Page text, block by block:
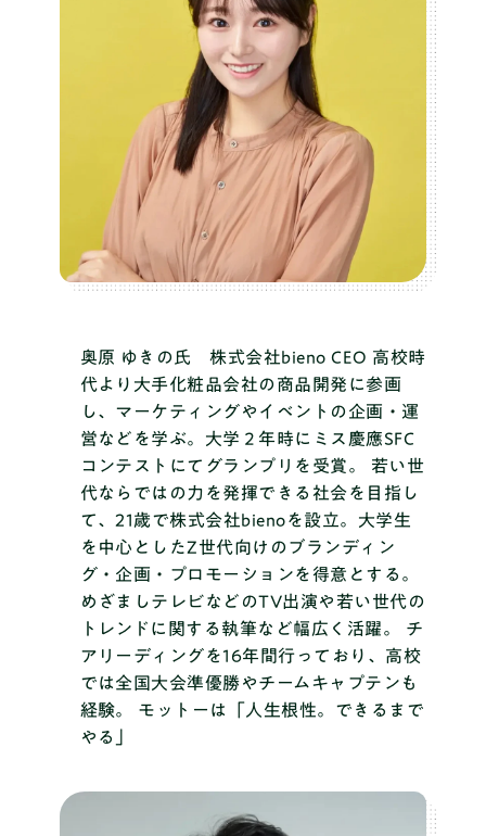
奥原 ゆきの氏 株式会社bieno CEO 高校時
代より大手化粧品会社の商品開発に参画
し、マーケティングやイベントの企画・運
営などを学ぶ。大学２年時にミス慶應SFC
コンテストにてグランプリを受賞。 若い世
代ならではの力を発揮できる社会を目指し
て、21歳で株式会社bienoを設立。大学生
を中心としたZ世代向けのブランディン
グ・企画・プロモーションを得意とする。
めざましテレビなどのTV出演や若い世代の
トレンドに関する執筆など幅広く活躍。 チ
アリーディングを16年間行っており、高校
では全国大会準優勝やチームキャプテンも
経験。 モットーは「人生根性。できるまで
やる」